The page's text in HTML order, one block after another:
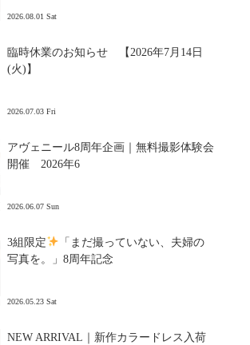
2026.08.01 Sat
臨時休業のお知らせ 【2026年7月14日
(火)】
2026.07.03 Fri
アヴェニール8周年企画｜無料撮影体験会
開催 2026年6
2026.06.07 Sun
3組限定
「まだ撮っていない、夫婦の
写真を。」8周年記念
2026.05.23 Sat
NEW ARRIVAL｜新作カラードレス入荷